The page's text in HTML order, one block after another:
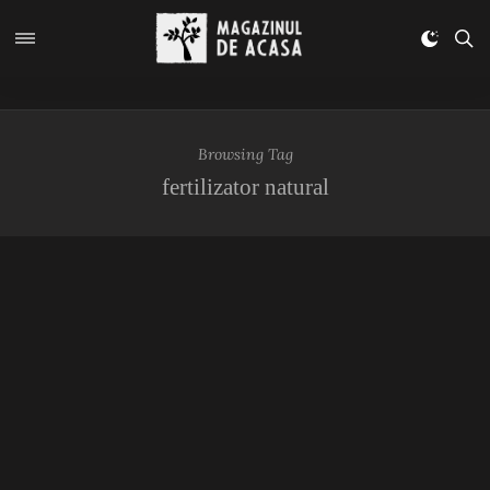
Browsing Tag
fertilizator natural